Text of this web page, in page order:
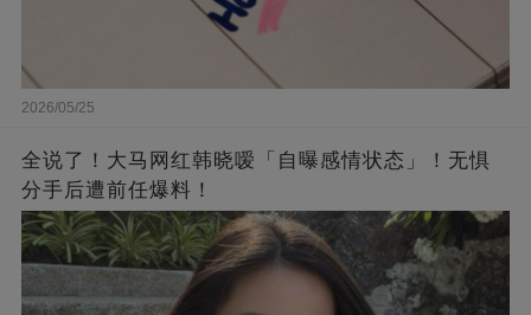
2026/05/25
全说了！大马网红韩晓嗳「自曝感情状态」！无惧
分手后遭前任爆料！